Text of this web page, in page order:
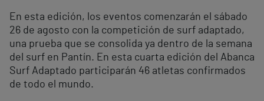
En esta edición, los eventos comenzarán el sábado
26 de agosto con la competición de surf adaptado,
una prueba que se consolida ya dentro de la semana
del surf en Pantín. En esta cuarta edición del Abanca
Surf Adaptado participarán 46 atletas confirmados
de todo el mundo.